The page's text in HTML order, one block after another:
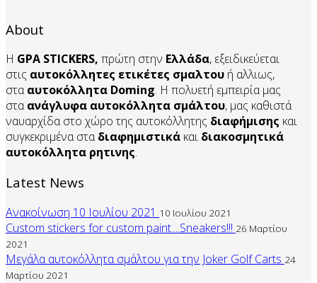
About
Η GPA STICKERS, πρώτη στην Ελλάδα, εξειδικεύεται
στις αυτοκόλλητες ετικέτες σμαλτου ή αλλιως,
στααυτοκόλλητα Doming. Η πολυετή εμπειρία μας
σταανάγλυφα αυτοκόλλητα σμάλτου, μας καθιστά
ναυαρχίδα στο χώρο της αυτοκόλλητης διαφήμισης και
συγκεκριμένα σταδιαφημιστικά και διακοσμητικά
αυτοκόλλητα ρητινης.
Latest News
Ανακοίνωση 10 Ιουλίου 2021 10 Ιουλίου 2021
Custom stickers for custom paint....Sneakers!!! 26 Μαρτίου
2021
Μεγάλα αυτοκόλλητα σμάλτου για την Joker Golf Carts 24
Μαρτίου 2021